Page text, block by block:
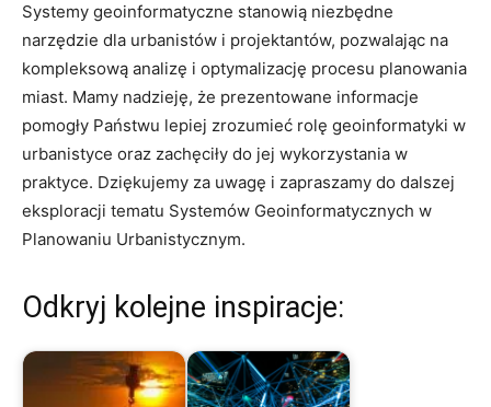
Systemy geoinformatyczne stanowią niezbędne
narzędzie dla urbanistów i projektantów, pozwalając ‌na
kompleksową analizę i‍ optymalizację⁤ procesu planowania
miast. Mamy nadzieję, ​że prezentowane informacje
pomogły‌ Państwu lepiej zrozumieć rolę geoinformatyki w
urbanistyce oraz zachęciły do jej wykorzystania w
praktyce. Dziękujemy za uwagę i zapraszamy do dalszej
eksploracji tematu Systemów Geoinformatycznych‍ w
Planowaniu Urbanistycznym.
Odkryj kolejne inspiracje: